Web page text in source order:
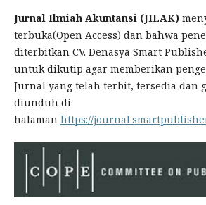
Jurnal Ilmiah Akuntansi (JILAK)
terbuka(Open Access) dan bahwa
diterbitkan CV. Denasya Smart
untuk dikutip agar memberikan
Jurnal yang telah terbit, tersedia dan
diunduh di
halaman https://